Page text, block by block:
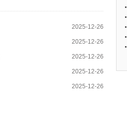
2025-12-26
2025-12-26
2025-12-26
2025-12-26
2025-12-26